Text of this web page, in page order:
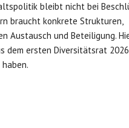
bleibt nicht bei
braucht konkrete Strukturen,
Austausch und Beteiligung.
dem ersten Diversitätsrat 2026